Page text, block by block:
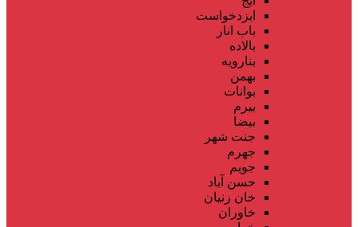
ایزدخواست
باب انار
بالاده
بنارویه
بهمن
بوانات
بیرم
بیضا
جنت شهر
جهرم
جویم
حسن آباد
خان زنیان
خاوران